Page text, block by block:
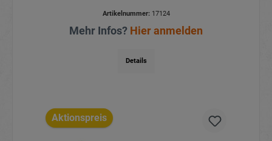
Artikelnummer:17124
Mehr Infos? Hier anmelden
Details
Aktionspreis